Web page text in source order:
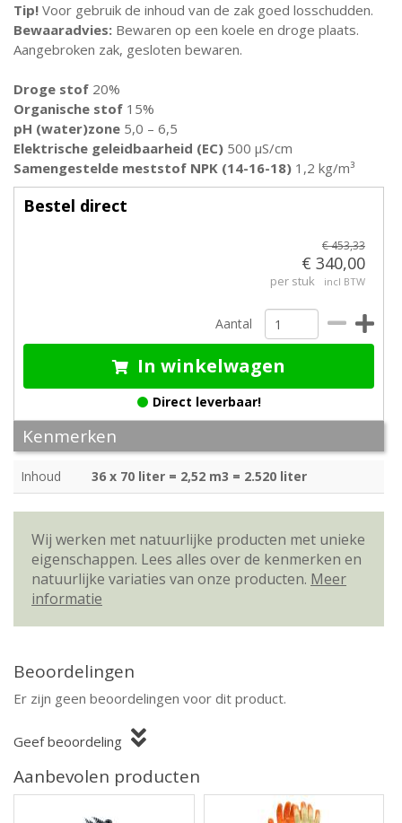
Tip! Voor gebruik de inhoud van de zak goed losschudden.
Bewaaradvies: Bewaren op een koele en droge plaats.
Aangebroken zak, gesloten bewaren.
Droge stof 20%
Organische stof 15%
pH (water)zone 5,0 – 6,5
Elektrische geleidbaarheid (EC) 500 μS/cm
Samengestelde meststof NPK (14-16-18) 1,2 kg/m³
Bestel direct
€ 453,33
€ 340,00
per stuk incl BTW
Aantal
In winkelwagen
Direct leverbaar!
Kenmerken
Inhoud 36 x 70 liter = 2,52 m3 = 2.520 liter
Wij werken met natuurlijke producten met unieke
eigenschappen. Lees alles over de kenmerken en
natuurlijke variaties van onze producten. Meer
informatie
Beoordelingen
Er zijn geen beoordelingen voor dit product.
Geef beoordeling
Aanbevolen producten